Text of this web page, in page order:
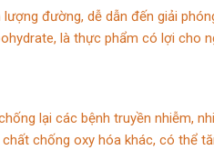
đường, dễ dẫn đến giải
là thực phẩm có lợi cho
lại các bệnh truyền nhiễm,
chống oxy hóa khác, có thể